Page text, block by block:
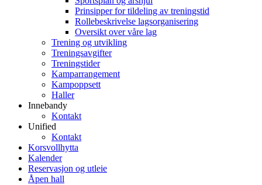
Prinsipper for tildeling av treningstid
Rollebeskrivelse lagsorganisering
Oversikt over våre lag
Trening og utvikling
Treningsavgifter
Treningstider
Kamparrangement
Kampoppsett
Haller
Innebandy
Kontakt
Unified
Kontakt
Korsvollhytta
Kalender
Reservasjon og utleie
Åpen hall